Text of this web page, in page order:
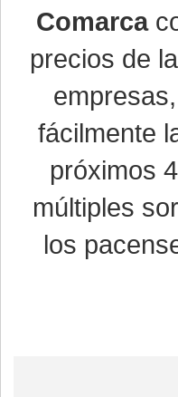
Comarca
precios de
fácilmente
próximos
múltiples
los